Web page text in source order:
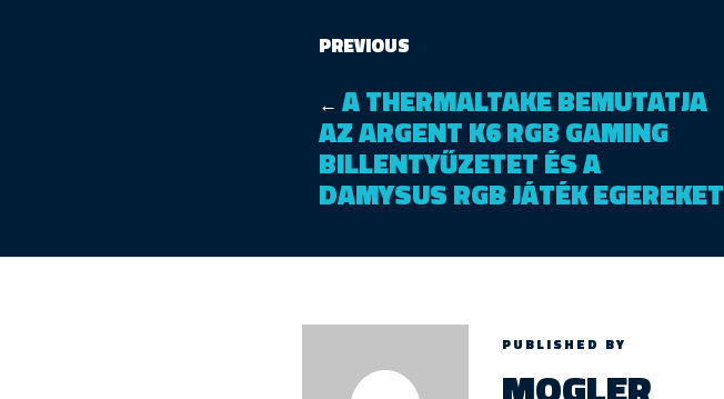
PREVIOUS
← A THERMALTAKE BEMUTATJA
AZ ARGENT K6 RGB GAMING
BILLENTYŰZETET ÉS A
DAMYSUS RGB JÁTÉK EGEREKET
PUBLISHED BY